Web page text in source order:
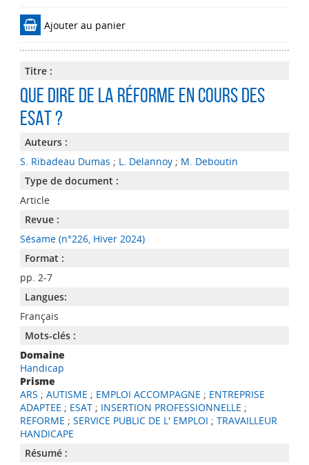
Ajouter au panier
Titre :
Que dire de la réforme en cours des
ESAT ?
Auteurs :
S. Ribadeau Dumas ; L. Delannoy; M. Deboutin
Type de document :
Article
Revue :
Sésame (n°226, Hiver 2024)
Format :
pp. 2-7
Langues:
Français
Mots-clés :
Domaine
Handicap
Prisme
ARS ; AUTISME ; EMPLOI ACCOMPAGNE ; ENTREPRISE
ADAPTEE ; ESAT; INSERTION PROFESSIONNELLE ;
REFORME ; SERVICE PUBLIC DE L' EMPLOI ; TRAVAILLEUR
HANDICAPE
Résumé :